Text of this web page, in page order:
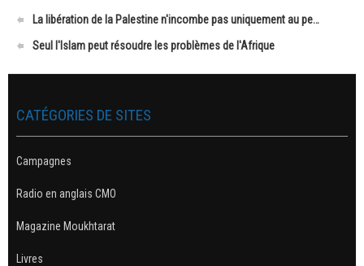
La libération de la Palestine n'incombe pas uniquement au pe…
Seul l'Islam peut résoudre les problèmes de l'Afrique
CATÉGORIES DE SITES
Campagnes
Radio en anglais CMO
Magazine Moukhtarat
Livres